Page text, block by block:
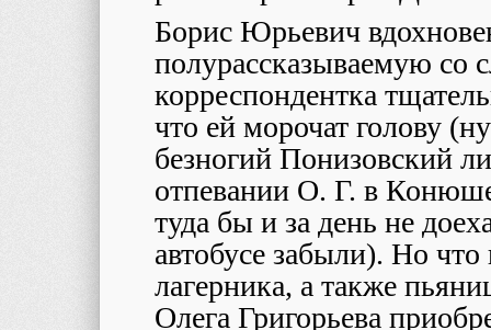
Борис Юрьевич
полурассказываемую со
корреспондентка
что ей морочат голову
безногий Понизовский
отпевании О. Г. в
туда бы и за день не
автобусе забыли). Но
лагерника, а также
Олега Григорьева